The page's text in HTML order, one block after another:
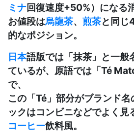
ミナ回復速度+50%）になる
お値段は烏龍茶、 煎茶と同じ
的なポジション。
日本語版では「抹茶」と一般
ているが、原語では「Té
で、
この「Té」部分がブランド名
ックはコンビニなどでよく見
コーヒー飲料風。